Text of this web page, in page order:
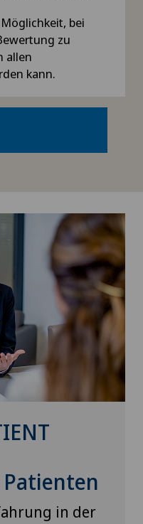
bei
zu
allen
kann.
in der